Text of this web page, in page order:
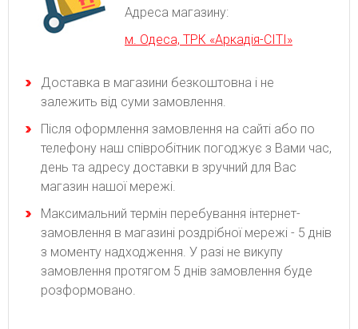
Адреса магазину:
м. Одеса, ТРК «Аркадія-СІТІ»
Доставка в магазини безкоштовна і не
залежить від суми замовлення.
Після оформлення замовлення на сайті або по
телефону наш співробітник погоджує з Вами час,
день та адресу доставки в зручний для Вас
магазин нашої мережі.
Максимальний термін перебування інтернет-
замовлення в магазині роздрібної мережі - 5 днів
з моменту надходження. У разі не викупу
замовлення протягом 5 днів замовлення буде
розформовано.